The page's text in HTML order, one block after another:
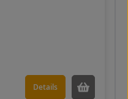
Details